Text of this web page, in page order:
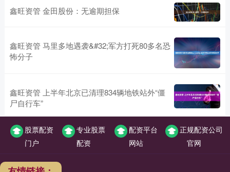
鑫旺资管 金田股份：无逾期担保
鑫旺资管 马里多地遇袭&#32;军方打死80多名恐
怖分子
鑫旺资管 上半年北京已清理834辆地铁站外“僵
尸自行车”
股票配资
门户
专业股票
配资
配资平台
网站
正规配资公司
官网